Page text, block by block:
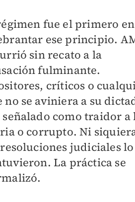
fue el primero en
ese principio.
sin recato a la
fulminante.
críticos o
no se aviniera a su
señalado como traidor a
o corrupto. Ni
judiciales lo
La práctica se